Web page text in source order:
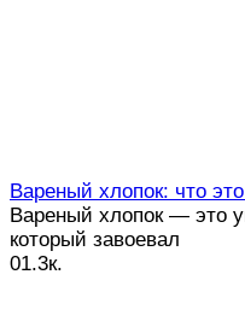
Вареный хлопок: что
Вареный хлопок — это
который завоевал
01.3к.